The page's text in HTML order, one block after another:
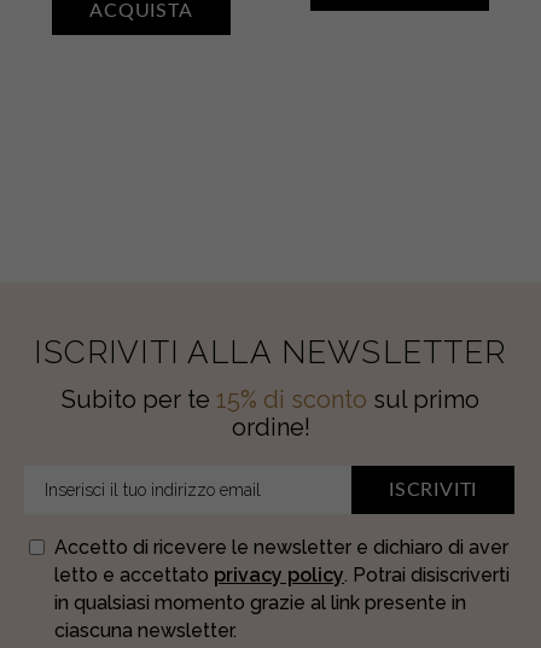
Avena
ACQUISTA
ISCRIVITI ALLA NEWSLETTER
Subito per te 15% di sconto sul primo
ordine!
ISCRIVITI
Accetto di ricevere le newsletter e dichiaro di aver
letto e accettato privacy policy. Potrai disiscriverti
in qualsiasi momento grazie al link presente in
ciascuna newsletter.